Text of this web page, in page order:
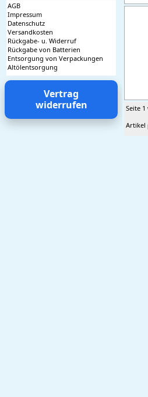
AGB
Impressum
Datenschutz
Versandkosten
Rückgabe- u. Widerruf
Rückgabe von Batterien
Entsorgung von Verpackungen
Altölentsorgung
Vertrag
widerrufen
Seite 1
Artikel